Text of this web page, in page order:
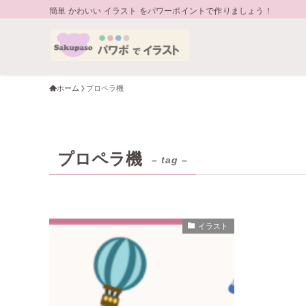
簡単 かわいい イラスト をパワーポイントで作りましょう！
ホーム プロペラ機
プロペラ機 – tag –
イラスト